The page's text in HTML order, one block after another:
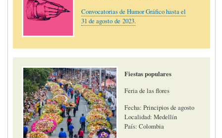
Convocatorias de Humor Gráfico hasta el
31 de agosto de 2023.
Fiestas populares
Feria de las flores
Fecha: Principios de agosto
Localidad: Medellín
País: Colombia